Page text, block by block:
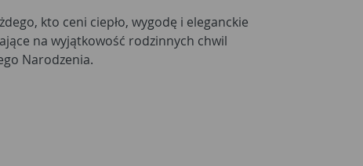
kto ceni ciepło, wygodę i eleganckie
na wyjątkowość rodzinnych chwil
Narodzenia.